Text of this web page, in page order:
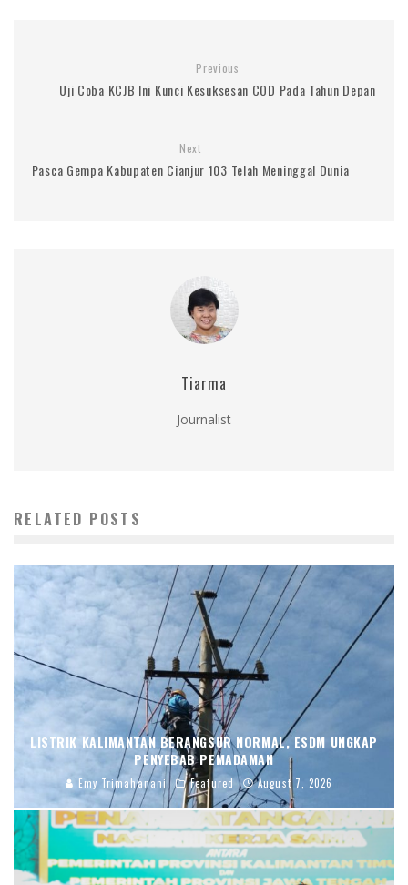
Previous
Uji Coba KCJB Ini Kunci Kesuksesan COD Pada Tahun Depan
Next
Pasca Gempa Kabupaten Cianjur 103 Telah Meninggal Dunia
Tiarma
Journalist
RELATED POSTS
LISTRIK KALIMANTAN BERANGSUR NORMAL, ESDM UNGKAP
PENYEBAB PEMADAMAN
Emy Trimahanani Featured August 7, 2026